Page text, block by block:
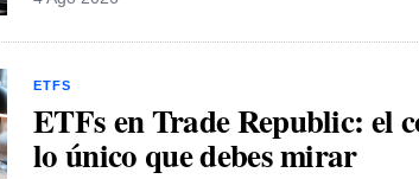
ETFS
ETFs en Trade Republic: el
lo único que debes mirar